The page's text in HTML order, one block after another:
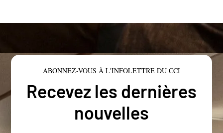
ABONNEZ-VOUS À L'INFOLETTRE DU CCI
Recevez les dernières
nouvelles